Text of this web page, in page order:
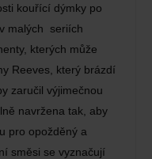
kouřící dýmky po
malých seriích
kterých může
Reeves, který brázdí
zaručil výjimečnou
navržena tak, aby
pro opožděný a
směsi se vyznačují